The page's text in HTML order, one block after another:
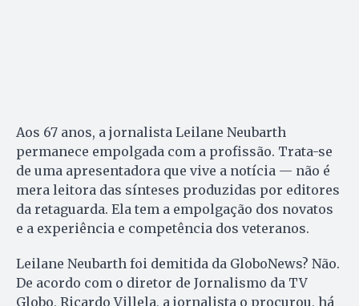
Aos 67 anos, a jornalista Leilane Neubarth
permanece empolgada com a profissão. Trata-se
de uma apresentadora que vive a notícia — não é
mera leitora das sínteses produzidas por editores
da retaguarda. Ela tem a empolgação dos novatos
e a experiência e competência dos veteranos.
Leilane Neubarth foi demitida da GloboNews? Não.
De acordo com o diretor de Jornalismo da TV
Globo, Ricardo Villela, a jornalista o procurou, há